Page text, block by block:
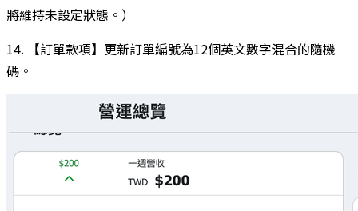
將維持未設定狀態。）
14. 【訂單款項】更新訂單編號為12個英文數字混合的隨機
碼。